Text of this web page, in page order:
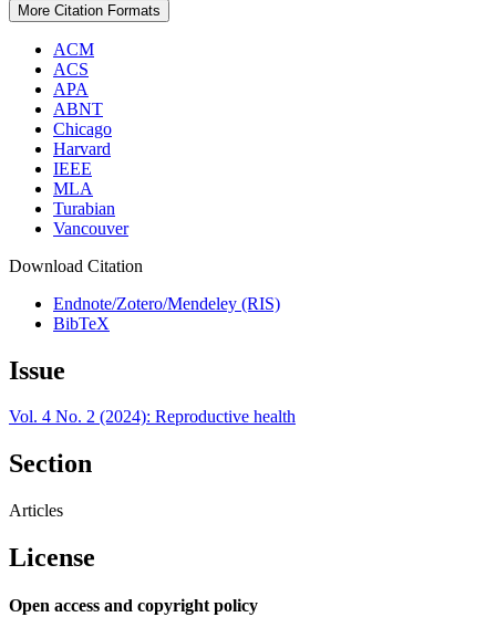
More Citation Formats
ACM
ACS
APA
ABNT
Chicago
Harvard
IEEE
MLA
Turabian
Vancouver
Download Citation
Endnote/Zotero/Mendeley (RIS)
BibTeX
Issue
Vol. 4 No. 2 (2024): Reproductive health
Section
Articles
License
Open access and copyright policy